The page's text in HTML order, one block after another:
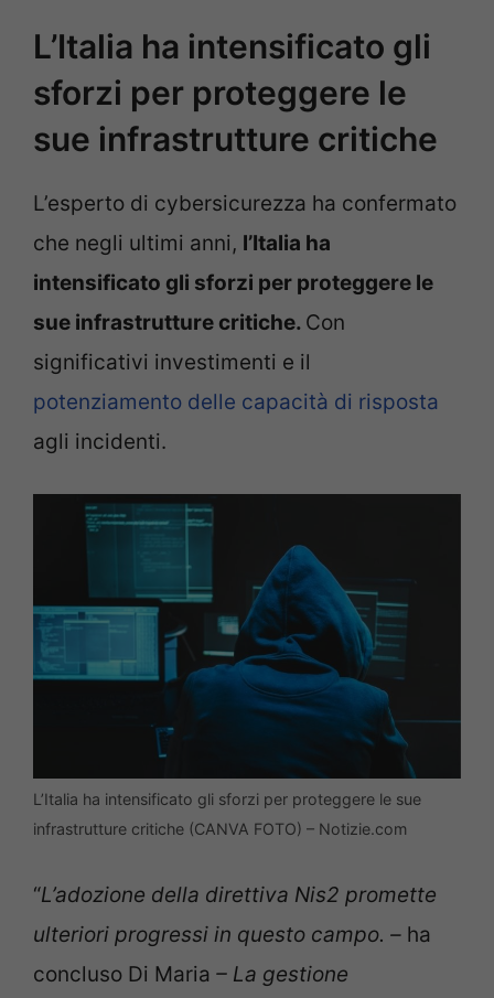
L’Italia ha intensificato gli
sforzi per proteggere le
sue infrastrutture critiche
L’esperto di cybersicurezza ha confermato
che negli ultimi anni, l’Italia ha
intensificato gli sforzi per proteggere le
sue infrastrutture critiche. Con
significativi investimenti e il
potenziamento delle capacità di risposta
agli incidenti.
L’Italia ha intensificato gli sforzi per proteggere le sue
infrastrutture critiche (CANVA FOTO) – Notizie.com
“L’adozione della direttiva Nis2 promette
ulteriori progressi in questo campo. – ha
concluso Di Maria – La gestione